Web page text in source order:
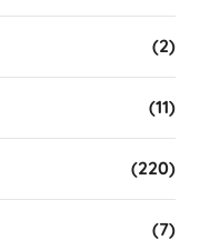
(2)
(11)
(220)
(7)